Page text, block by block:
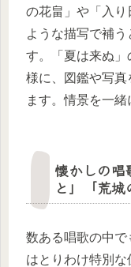
の花畠」や「入
ような描写で補
す。「夏は来ぬ」
様に、図鑑や写真
ます。情景を一緒
懐かしの唱
と」「荒
数ある唱歌の中で
はとりわけ特別